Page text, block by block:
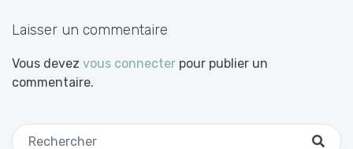
Laisser un commentaire
Vous devez vous connecter pour publier un
commentaire.